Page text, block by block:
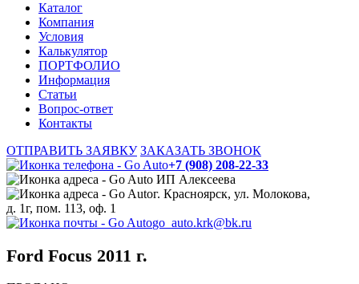
Каталог
Компания
Условия
Калькулятор
ПОРТФОЛИО
Информация
Статьи
Вопрос-ответ
Контакты
ОТПРАВИТЬ ЗАЯВКУ ЗАКАЗАТЬ ЗВОНОК
+7 (908) 208-22-33
ИП Алексеева
г. Красноярск, ул. Молокова,
д. 1г, пом. 113, оф. 1
go_auto.krk@bk.ru
Ford Focus 2011 г.